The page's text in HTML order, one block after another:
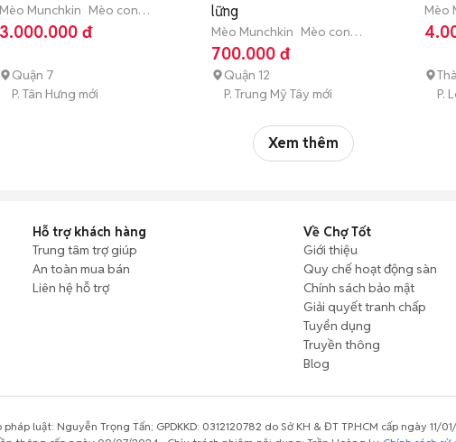
Mèo Munchkin Mèo con
(dưới 3 tháng tuổi)
3.000.000 đ
Quận 7
P. Tân Hưng mới
lững
Mèo Munchkin Mèo con
(dưới 3 tháng tuổi)
700.000 đ
Quận 12
P. Trung Mỹ Tây mới
Mèo
(dưới
P.
Xem thêm
Hỗ trợ khách hàng
Trung tâm trợ giúp
An toàn mua bán
Liên hệ hỗ trợ
Về Chợ Tốt
Giới thiệu
Quy chế hoạt động sàn
Chính sách bảo mật
Giải quyết tranh chấp
Tuyển dụng
Truyền thông
Blog
luật: Nguyễn Trọng Tấn; GPDKKD: 0312120782 do Sở KH & ĐT TP.HCM cấp ngày 11/